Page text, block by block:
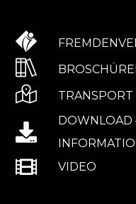
TRANSPORT
DOWNLOAD
VIDEO